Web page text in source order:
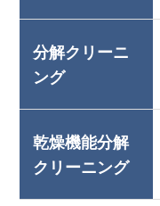
分解クリーニ
ング
乾燥機能分解
クリーニング